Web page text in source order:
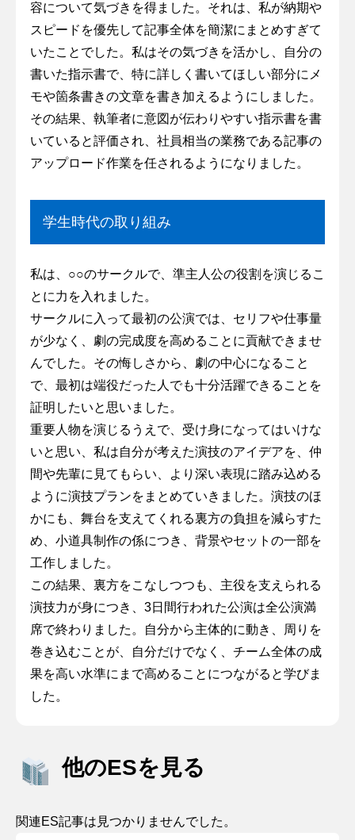
容について気づきを得ました。それは、私が納期や
スピードを優先して記事全体を簡潔にまとめすぎて
いたことでした。私はその気づきを活かし、自分の
書いた指示書で、特に詳しく書いてほしい部分にメ
モや箇条書きの文章を書き加えるようにしました。
その結果、執筆者に意図が伝わりやすい指示書を書
いていると評価され、社員相当の業務である記事の
アップロード作業を任されるようになりました。
学生時代の取り組み
私は、○○のサークルで、準主人公の役割を演じるこ
とに力を入れました。
サークルに入って最初の公演では、セリフや仕事量
が少なく、劇の完成度を高めることに貢献できませ
んでした。その悔しさから、劇の中心になること
で、最初は端役だった人でも十分活躍できることを
証明したいと思いました。
重要人物を演じるうえで、受け身になってはいけな
いと思い、私は自分が考えた演技のアイデアを、仲
間や先輩に見てもらい、より深い表現に踏み込める
ように演技プランをまとめていきました。演技のほ
かにも、舞台を支えてくれる裏方の負担を減らすた
め、小道具制作の係につき、背景やセットの一部を
工作しました。
この結果、裏方をこなしつつも、主役を支えられる
演技力が身につき、3日間行われた公演は全公演満
席で終わりました。自分から主体的に動き、周りを
巻き込むことが、自分だけでなく、チーム全体の成
果を高い水準にまで高めることにつながると学びま
した。
他のESを見る
関連ES記事は見つかりませんでした。